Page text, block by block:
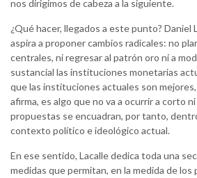
nos dirigimos de cabeza a la siguiente.
¿Qué hacer, llegados a este punto? Daniel
aspira a proponer cambios radicales: no
centrales, ni regresar al patrón oro ni a
sustancial las instituciones monetarias
que las instituciones actuales son
afirma, es algo que no va a ocurrir a corto
propuestas se encuadran, por tanto,
contexto político e ideológico actual.
En ese sentido, Lacalle dedica toda una
medidas que permitan, en la medida de los